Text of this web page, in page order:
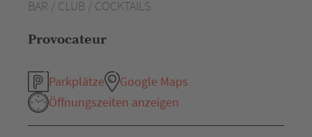
BAR / CLUB / COCKTAILS
Provocateur
Parkplätze
Google Maps
Öffnungszeiten anzeigen